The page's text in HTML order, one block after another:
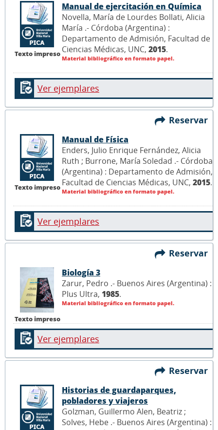
Texto impreso
Manual de ejercitación en Química
Novella, María de Lourdes Bollati, Alicia
María .- Córdoba (Argentina) :
Departamento de Admisión, Facultad de
Ciencias Médicas, UNC, 2015.
Material bibliográfico en formato papel.
Ver ejemplares
Reservar
Texto impreso
Manual de Física
Enders, Julio Enrique Fernández, Alicia
Ruth ; Burrone, María Soledad .- Córdoba
(Argentina) : Departamento de Admisión,
Facultad de Ciencias Médicas, UNC, 2015.
Material bibliográfico en formato papel.
Ver ejemplares
Reservar
Texto impreso
Biología 3
Zarur, Pedro .- Buenos Aires (Argentina) :
Plus Ultra, 1985.
Material bibliográfico en formato papel.
Ver ejemplares
Reservar
Historias de guardaparques,
pobladores y viajeros
Golzman, Guillermo Alen, Beatriz ;
Solves, Hebe .- Buenos Aires (Argentina) :